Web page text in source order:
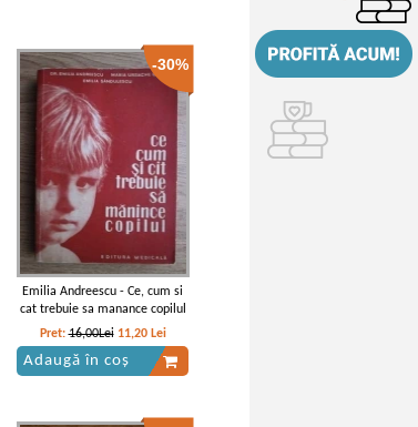
-30%
Emilia Andreescu - Ce, cum si
cat trebuie sa manance copilul
Pret:16,00Lei 11,20 Lei
Adaugă în coș